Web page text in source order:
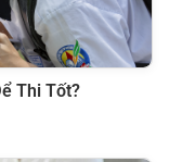
Thi Tốt?